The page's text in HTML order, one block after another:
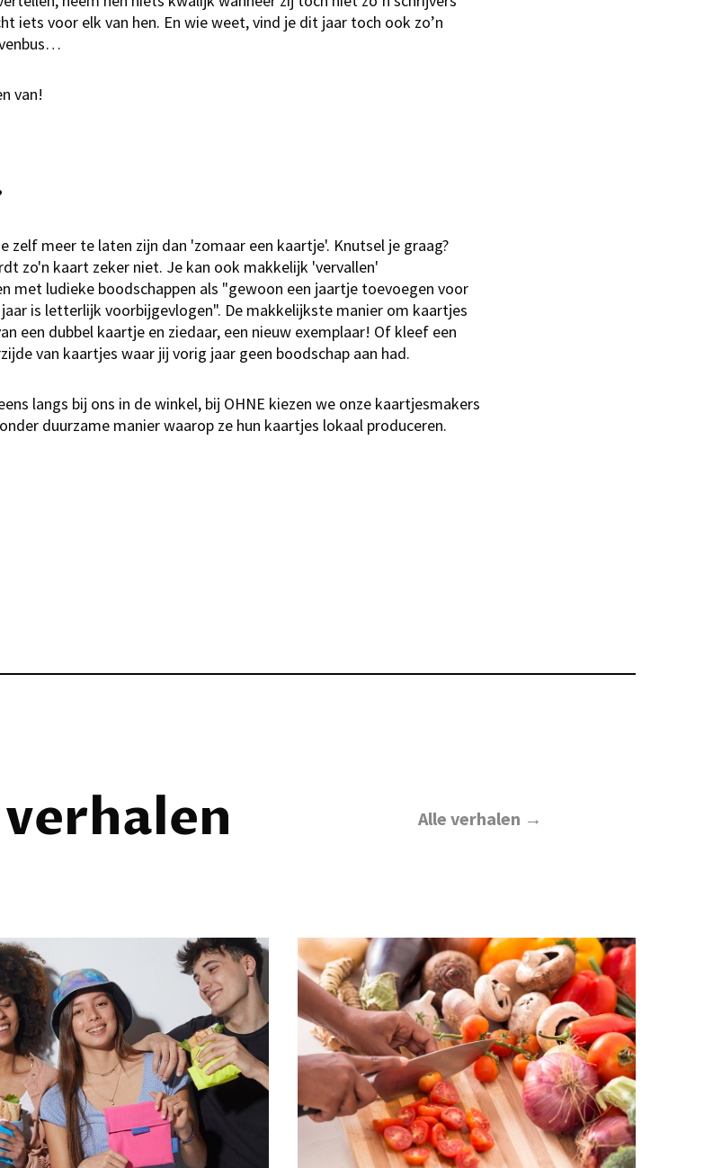
iets voor elk van hen. En wie weet, vind je dit jaar toch ook zo’n
van!
zelf meer te laten zijn dan 'zomaar een kaartje'. Knutsel je graag?
zo'n kaart zeker niet. Je kan ook makkelijk 'vervallen'
met ludieke boodschappen als "gewoon een jaartje toevoegen voor
is letterlijk voorbijgevlogen". De makkelijkste manier om kaartjes
een dubbel kaartje en ziedaar, een nieuw exemplaar! Of kleef een
van kaartjes waar jij vorig jaar geen boodschap aan had.
langs bij ons in de winkel, bij OHNE kiezen we onze kaartjesmakers
duurzame manier waarop ze hun kaartjes lokaal produceren.
Alle verhalen →